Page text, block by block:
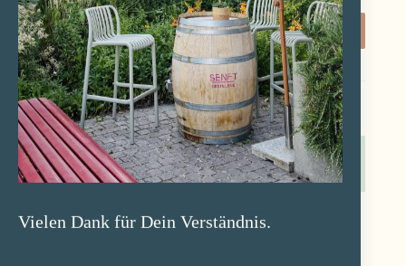
Vielen Dank für Dein Verständnis.
Gutschein
Warenwert
CHF
Menge
IN DEN WARENKORB
Bewertungen (0)